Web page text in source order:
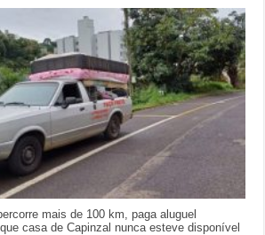
mais de 100 km, paga aluguel
casa de Capinzal nunca esteve disponível